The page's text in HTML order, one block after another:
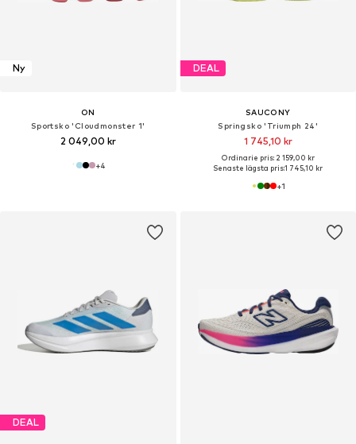
Ny
ON
Sportsko 'Cloudmonster 1'
2 049,00 kr
+4
DEAL
SAUCONY
Springsko 'Triumph 24'
1 745,10 kr
Ordinarie pris: 2 159,00 kr
Senaste lägsta pris:1 745,10 kr
+1
DEAL